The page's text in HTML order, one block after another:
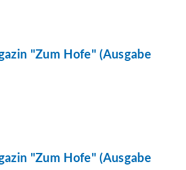
"Zum Hofe" (Ausgabe
"Zum Hofe" (Ausgabe